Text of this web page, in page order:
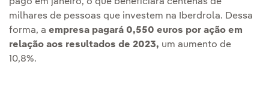
milhares de pessoas que investem na Iberdrola. Dessa
forma, a empresa pagará 0,550 euros por ação em
relação aos resultados de 2023, um aumento de
10,8%.